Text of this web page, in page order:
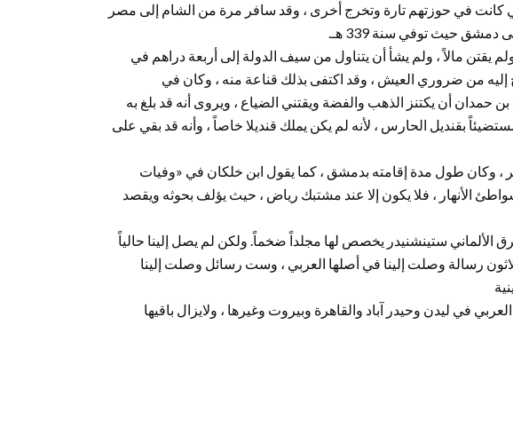
في حوزتهم تارة وتخرج أخرى ، وقد سافر مرة من الشام إلى مصر
يقتن مالاً ، ولم يشأ أن يتناول من سيف الدولة إلى أربعة دراهم في
إليه من ضروري العيش ، وقد اكتفى بذلك قناعة منه ، وكان في
حمدان أن يكتنز الذهب والفضة ويقتني الضياع ، ويروى أنه قد بلغ به
بقنديل الحارس ، لأنه لم يكن يملك قنديلا خاصاً ، وأنه قد بقي على
، وكان طول مدة إقامته بدمشق ، كما يقول ابن خلكان في «وفيات
الأنهار ، فلا يكون إلا عند مشتبك رياض ، حيث يؤلف بحوثه ويقصد
الألماني ستينشنيدر يخصص لها مجلداً ضخماً. ولكن لم يصل إلينا حالياً
رسالة وصلت إلينا في أصلها العربي ، وست رسائل وصلت إلينا
في ليدن وحيدر آباد والقاهرة وبيروت وغيرها ، ولايزال باقيها